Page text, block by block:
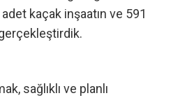
kaçak inşaatın ve 591
gerçekleştirdik.
sağlıklı ve planlı